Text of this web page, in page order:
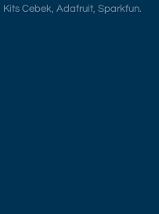
Kits Cebek, Adafruit, Sparkfun.